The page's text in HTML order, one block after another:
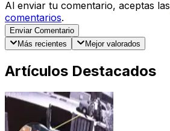
Al enviar tu comentario, aceptas las
comentarios.
Enviar Comentario
Más recientes
Mejor valorados
Artículos Destacados